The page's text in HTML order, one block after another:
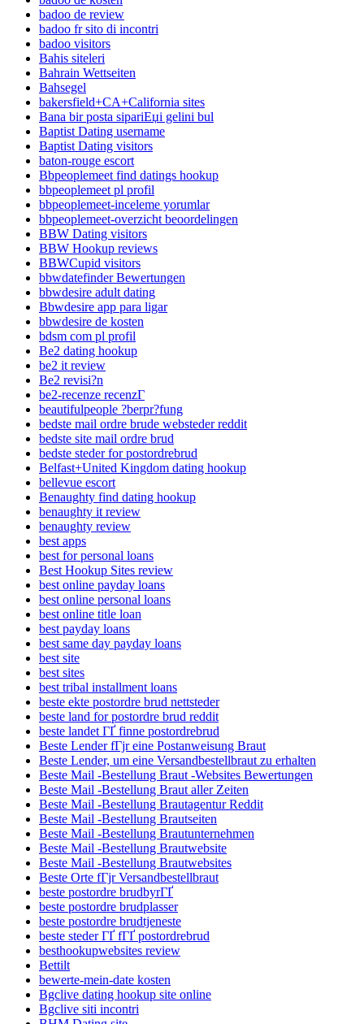
badoo de review
badoo fr sito di incontri
badoo visitors
Bahis siteleri
Bahrain Wettseiten
Bahsegel
bakersfield+CA+California sites
Bana bir posta sipariЕџi gelini bul
Baptist Dating username
Baptist Dating visitors
baton-rouge escort
Bbpeoplemeet find datings hookup
bbpeoplemeet pl profil
bbpeoplemeet-inceleme yorumlar
bbpeoplemeet-overzicht beoordelingen
BBW Dating visitors
BBW Hookup reviews
BBWCupid visitors
bbwdatefinder Bewertungen
bbwdesire adult dating
Bbwdesire app para ligar
bbwdesire de kosten
bdsm com pl profil
Be2 dating hookup
be2 it review
Be2 revisi?n
be2-recenze recenzГ­
beautifulpeople ?berpr?fung
bedste mail ordre brude websteder reddit
bedste site mail ordre brud
bedste steder for postordrebrud
Belfast+United Kingdom dating hookup
bellevue escort
Benaughty find dating hookup
benaughty it review
benaughty review
best apps
best for personal loans
Best Hookup Sites review
best online payday loans
best online personal loans
best online title loan
best payday loans
best same day payday loans
best site
best sites
best tribal installment loans
beste ekte postordre brud nettsteder
beste land for postordre brud reddit
beste landet ГҐ finne postordrebrud
Beste Lender fГјr eine Postanweisung Braut
Beste Lender, um eine Versandbestellbraut zu erhalten
Beste Mail -Bestellung Braut -Websites Bewertungen
Beste Mail -Bestellung Braut aller Zeiten
Beste Mail -Bestellung Brautagentur Reddit
Beste Mail -Bestellung Brautseiten
Beste Mail -Bestellung Brautunternehmen
Beste Mail -Bestellung Brautwebsite
Beste Mail -Bestellung Brautwebsites
Beste Orte fГјr Versandbestellbraut
beste postordre brudbyrГҐ
beste postordre brudplasser
beste postordre brudtjeneste
beste steder ГҐ fГҐ postordrebrud
besthookupwebsites review
Bettilt
bewerte-mein-date kosten
Bgclive dating hookup site online
Bgclive siti incontri